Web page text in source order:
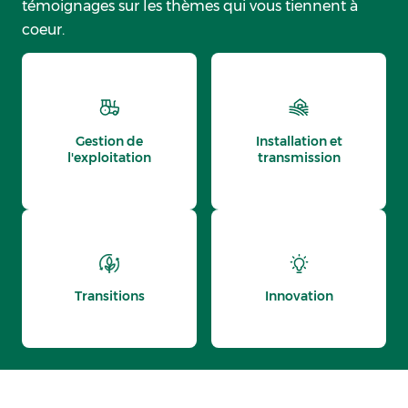
témoignages sur les thèmes qui vous tiennent à
coeur.
Gestion de
l'exploitation
Installation et
transmission
Transitions Innovation